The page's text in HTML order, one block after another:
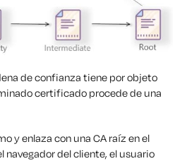
de confianza tiene por objeto
certificado procede de una
y enlaza con una CA raíz en el
navegador del cliente, el usuario